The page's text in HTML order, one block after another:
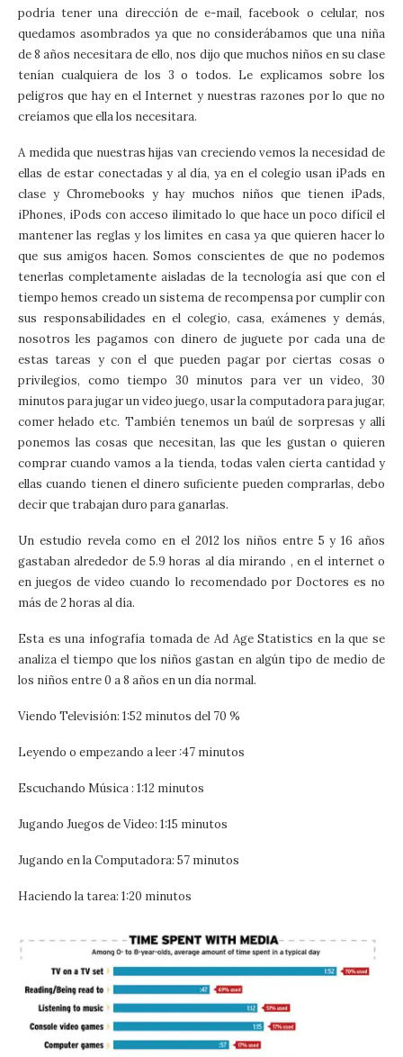
podría tener una dirección de e-mail, facebook o celular, nos
quedamos asombrados ya que no considerábamos que una niña
de 8 años necesitara de ello, nos dijo que muchos niños en su clase
tenían cualquiera de los 3 o todos. Le explicamos sobre los
peligros que hay en el Internet y nuestras razones por lo que no
creíamos que ella los necesitara.
A medida que nuestras hijas van creciendo vemos la necesidad de
ellas de estar conectadas y al día, ya en el colegio usan iPads en
clase y Chromebooks y hay muchos niños que tienen iPads,
iPhones, iPods con acceso ilimitado lo que hace un poco difícil el
mantener las reglas y los limites en casa ya que quieren hacer lo
que sus amigos hacen. Somos conscientes de que no podemos
tenerlas completamente aisladas de la tecnología así que con el
tiempo hemos creado un sistema de recompensa por cumplir con
sus responsabilidades en el colegio, casa, exámenes y demás,
nosotros les pagamos con dinero de juguete por cada una de
estas tareas y con el que pueden pagar por ciertas cosas o
privilegios, como tiempo 30 minutos para ver un video, 30
minutos para jugar un video juego, usar la computadora para jugar,
comer helado etc. También tenemos un baúl de sorpresas y allí
ponemos las cosas que necesitan, las que les gustan o quieren
comprar cuando vamos a la tienda, todas valen cierta cantidad y
ellas cuando tienen el dinero suficiente pueden comprarlas, debo
decir que trabajan duro para ganarlas.
Un estudio revela como en el 2012 los niños entre 5 y 16 años
gastaban alrededor de 5.9 horas al día mirando , en el internet o
en juegos de video cuando lo recomendado por Doctores es no
más de 2 horas al día.
Esta es una infografía tomada de Ad Age Statistics en la que se
analiza el tiempo que los niños gastan en algún tipo de medio de
los niños entre 0 a 8 años en un día normal.
Viendo Televisión: 1:52 minutos del 70 %
Leyendo o empezando a leer :47 minutos
Escuchando Música : 1:12 minutos
Jugando Juegos de Video: 1:15 minutos
Jugando en la Computadora: 57 minutos
Haciendo la tarea: 1:20 minutos